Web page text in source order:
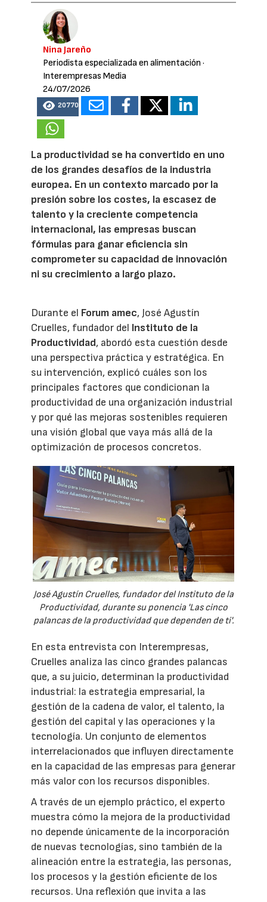
Nina Jareño
Periodista especializada en alimentación ·
Interempresas Media
24/07/2026
20770
La productividad se ha convertido en uno
de los grandes desafíos de la industria
europea. En un contexto marcado por la
presión sobre los costes, la escasez de
talento y la creciente competencia
internacional, las empresas buscan
fórmulas para ganar eficiencia sin
comprometer su capacidad de innovación
ni su crecimiento a largo plazo.
Durante el Forum amec, José Agustín
Cruelles, fundador del Instituto de la
Productividad, abordó esta cuestión desde
una perspectiva práctica y estratégica. En
su intervención, explicó cuáles son los
principales factores que condicionan la
productividad de una organización industrial
y por qué las mejoras sostenibles requieren
una visión global que vaya más allá de la
optimización de procesos concretos.
José Agustín Cruelles, fundador del Instituto de la
Productividad, durante su ponencia 'Las cinco
palancas de la productividad que dependen de ti'.
En esta entrevista con Interempresas,
Cruelles analiza las cinco grandes palancas
que, a su juicio, determinan la productividad
industrial: la estrategia empresarial, la
gestión de la cadena de valor, el talento, la
gestión del capital y las operaciones y la
tecnología. Un conjunto de elementos
interrelacionados que influyen directamente
en la capacidad de las empresas para generar
más valor con los recursos disponibles.
A través de un ejemplo práctico, el experto
muestra cómo la mejora de la productividad
no depende únicamente de la incorporación
de nuevas tecnologías, sino también de la
alineación entre la estrategia, las personas,
los procesos y la gestión eficiente de los
recursos. Una reflexión que invita a las